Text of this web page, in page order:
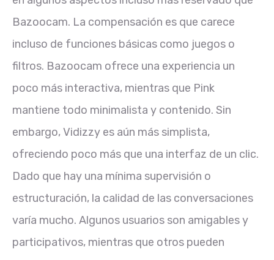
Bazoocam. La compensación es que carece
incluso de funciones básicas como juegos o
filtros. Bazoocam ofrece una experiencia un
poco más interactiva, mientras que Pink
mantiene todo minimalista y contenido. Sin
embargo, Vidizzy es aún más simplista,
ofreciendo poco más que una interfaz de un clic.
Dado que hay una mínima supervisión o
estructuración, la calidad de las conversaciones
varía mucho. Algunos usuarios son amigables y
participativos, mientras que otros pueden